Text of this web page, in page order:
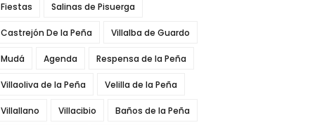
Fiestas Salinas de Pisuerga
Castrejón De la Peña Villalba de Guardo
Mudá Agenda Respensa de la Peña
Villaoliva de la Peña Velilla de la Peña
Villallano Villacibio Baños de la Peña